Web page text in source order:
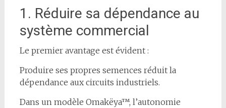
1. Réduire sa dépendance au
système commercial
Le premier avantage est évident :
Produire ses propres semences réduit la
dépendance aux circuits industriels.
Dans un modèle Omakëya™, l’autonomie